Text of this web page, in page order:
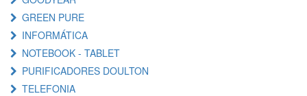
GREEN PURE
INFORMÁTICA
NOTEBOOK - TABLET
PURIFICADORES DOULTON
TELEFONIA